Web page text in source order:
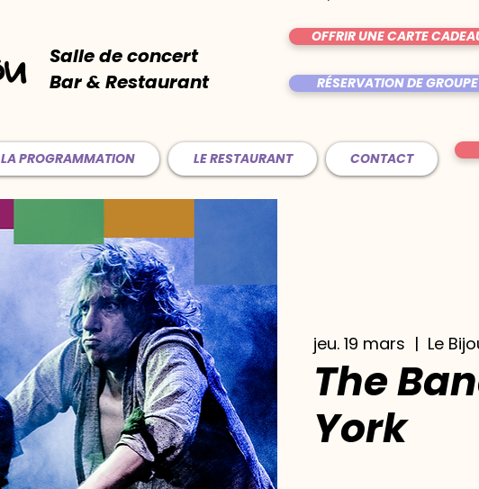
Salle de concert
Bar & Restaurant
OFFRIR UNE CARTE
RÉSERVATION DE GROUPE
LA PROGRAMMATION LE RESTAURANT CONTACT
jeu. 19 mars
  |
Le
The
York